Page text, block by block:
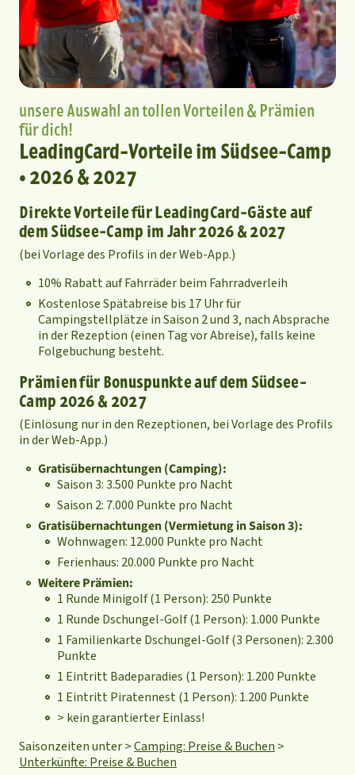
unsere Auswahl an tollen Vorteilen & Prämien
für dich!
LeadingCard-Vorteile im Südsee-Camp
• 2026 & 2027
Direkte Vorteile für LeadingCard-Gäste auf
dem Südsee-Camp im Jahr 2026 & 2027
(bei Vorlage des Profils in der Web-App.)
10% Rabatt auf Fahrräder beim Fahrradverleih
Kostenlose Spätabreise bis 17 Uhr für
Campingstellplätze in Saison 2 und 3, nach Absprache
in der Rezeption (einen Tag vor Abreise), falls keine
Folgebuchung besteht.
Prämien für Bonuspunkte auf dem Südsee-
Camp 2026 & 2027
(Einlösung nur in den Rezeptionen, bei Vorlage des Profils
in der Web-App.)
Gratisübernachtungen (Camping):
Saison 3: 3.500 Punkte pro Nacht
Saison 2: 7.000 Punkte pro Nacht
Gratisübernachtungen (Vermietung in Saison 3):
Wohnwagen: 12.000 Punkte pro Nacht
Ferienhaus: 20.000 Punkte pro Nacht
Weitere Prämien:
1 Runde Minigolf (1 Person): 250 Punkte
1 Runde Dschungel-Golf (1 Person): 1.000 Punkte
1 Familienkarte Dschungel-Golf (3 Personen): 2.300
Punkte
1 Eintritt Badeparadies (1 Person): 1.200 Punkte
1 Eintritt Piratennest (1 Person): 1.200 Punkte
> kein garantierter Einlass!
Saisonzeiten unter >Camping: Preise & Buchen >
Unterkünfte: Preise & Buchen